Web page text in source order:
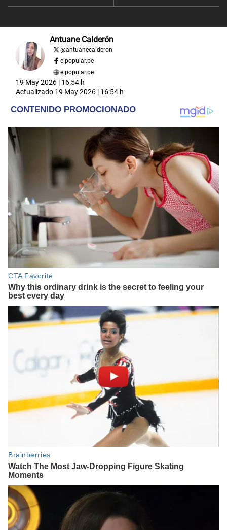
Antuane Calderón
@antuanecalderon
elpopular.pe
elpopular.pe
19 May 2026 | 16:54 h
Actualizado 19 May 2026 | 16:54 h